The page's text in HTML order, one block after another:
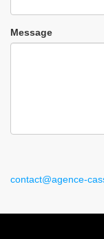
Message
contact@agence-